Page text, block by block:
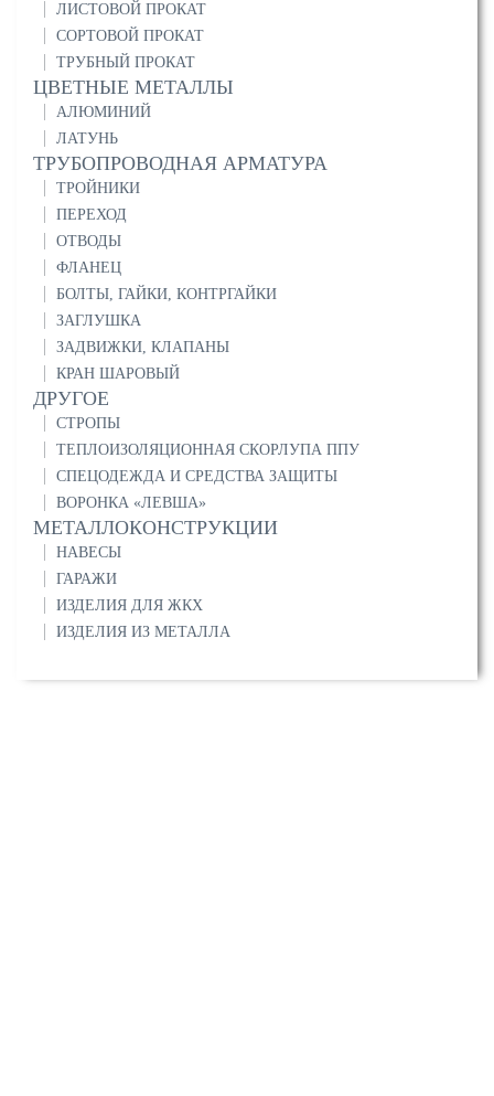
ЛИСТОВОЙ ПРОКАТ
СОРТОВОЙ ПРОКАТ
ТРУБНЫЙ ПРОКАТ
ЦВЕТНЫЕ МЕТАЛЛЫ
АЛЮМИНИЙ
ЛАТУНЬ
ТРУБОПРОВОДНАЯ АРМАТУРА
ТРОЙНИКИ
ПЕРЕХОД
ОТВОДЫ
ФЛАНЕЦ
БОЛТЫ, ГАЙКИ, КОНТРГАЙКИ
ЗАГЛУШКА
ЗАДВИЖКИ, КЛАПАНЫ
КРАН ШАРОВЫЙ
ДРУГОЕ
СТРОПЫ
ТЕПЛОИЗОЛЯЦИОННАЯ СКОРЛУПА ППУ
СПЕЦОДЕЖДА И СРЕДСТВА ЗАЩИТЫ
ВОРОНКА «ЛЕВША»
МЕТАЛЛОКОНСТРУКЦИИ
НАВЕСЫ
ГАРАЖИ
ИЗДЕЛИЯ ДЛЯ ЖКХ
ИЗДЕЛИЯ ИЗ МЕТАЛЛА